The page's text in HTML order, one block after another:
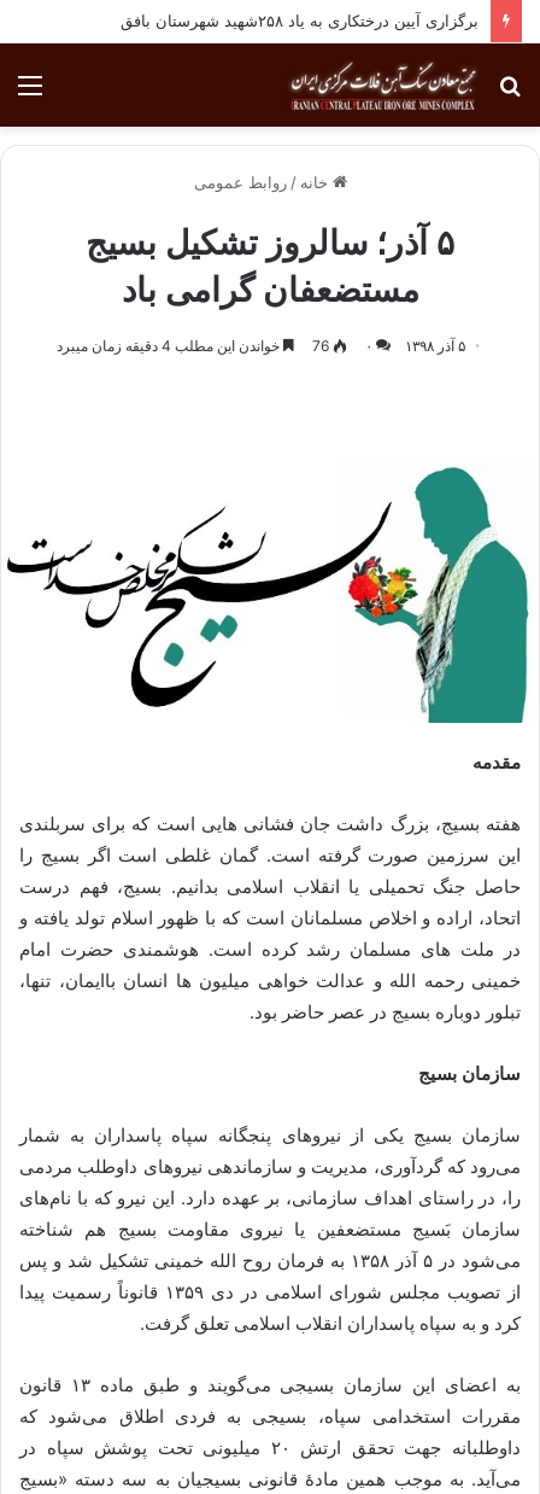
برگزاری آیین درختکاری به یاد ۲۵۸شهید شهرستان بافق
جستجو
برای
خانه / روابط عمومی
۵ آذر؛ سالروز تشکیل بسیج
مستضعفان گرامی باد
۵ آذر ۱۳۹۸ ۰ 76 خواندن این مطلب 4 دقیقه زمان میبرد
مقدمه
هفته بسیج، بزرگ داشت جان فشانی هایی است که برای سربلندی
این سرزمین صورت گرفته است. گمان غلطی است اگر بسیج را
حاصل جنگ تحمیلی یا انقلاب اسلامی بدانیم. بسیج، فهم درست
اتحاد، اراده و اخلاص مسلمانان است که با ظهور اسلام تولد یافته و
در ملت های مسلمان رشد کرده است. هوشمندی حضرت امام
خمینی رحمه الله و عدالت خواهی میلیون ها انسان باایمان، تنها،
تبلور دوباره بسیج در عصر حاضر بود.
سازمان بسيج
سازمان بسيج یکی از نیروهای پنجگانه سپاه پاسداران به شمار
می‌رود که گردآوری، مدیریت و سازماندهی نیروهای داوطلب مردمی
را، در راستای اهداف سازمانی، بر عهده دارد. این نیرو که با نام‌های
سازمان بَسیج مستضعفین یا نیروی مقاومت بسیج هم شناخته
می‌شود در ۵ آذر ۱۳۵۸ به فرمان روح الله خمینی تشکیل شد و پس
از تصویب مجلس شورای اسلامی در دی ۱۳۵۹ قانوناً رسمیت پیدا
کرد و به سپاه پاسداران انقلاب اسلامی تعلق گرفت.
به اعضای این سازمان بسیجی می‌گویند و طبق ماده ۱۳ قانون
مقررات استخدامی سپاه، بسیجی به فردی اطلاق می‌شود که
داوطلبانه جهت تحقق ارتش ۲۰ میلیونی تحت پوشش سپاه در
می‌آید. به موجب همین مادهٔ قانونی بسیجیان به سه دسته «بسیج